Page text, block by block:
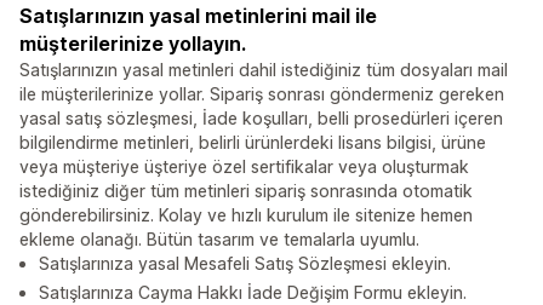
Satışlarınızın yasal metinlerini mail ile
müşterilerinize yollayın.
Satışlarınızın yasal metinleri dahil istediğiniz tüm dosyaları mail
ile müşterilerinize yollar. Sipariş sonrası göndermeniz gereken
yasal satış sözleşmesi, İade koşulları, belli prosedürleri içeren
bilgilendirme metinleri, belirli ürünlerdeki lisans bilgisi, ürüne
veya müşteriye üşteriye özel sertifikalar veya oluşturmak
istediğiniz diğer tüm metinleri sipariş sonrasında otomatik
gönderebilirsiniz. Kolay ve hızlı kurulum ile sitenize hemen
ekleme olanağı. Bütün tasarım ve temalarla uyumlu.
Satışlarınıza yasal Mesafeli Satış Sözleşmesi ekleyin.
Satışlarınıza Cayma Hakkı İade Değişim Formu ekleyin.